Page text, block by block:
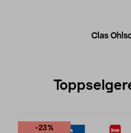
Clas
-23%